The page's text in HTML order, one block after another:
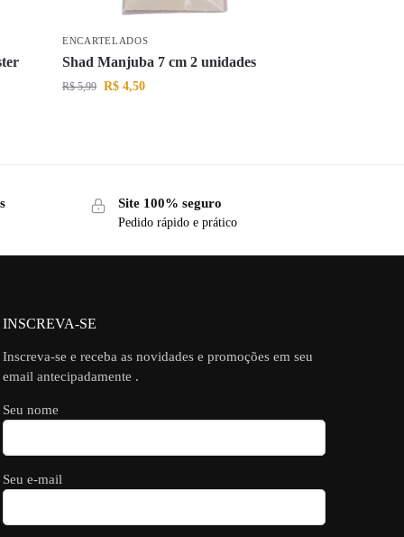
ENCARTELADOS
Shad Manjuba 7 cm 2 unidades
R$5,99 R$ 4,50
Site 100% seguro
Pedido rápido e prático
INSCREVA-SE
Inscreva-se e receba as novidades e promoções em seu
email antecipadamente .
Seu nome
Seu e-mail